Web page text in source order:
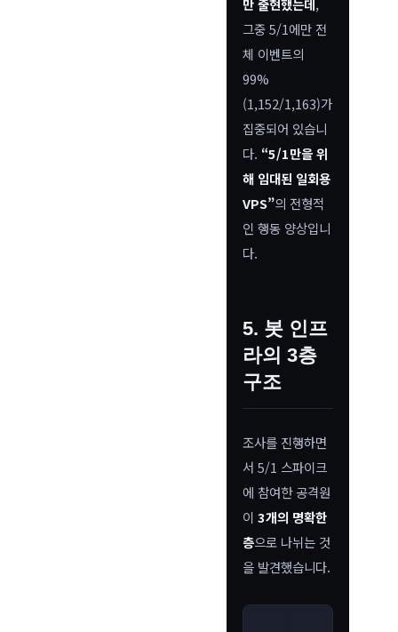
만 출현했는데,
그중 5/1에만 전
체 이벤트의
99%
(1,152/1,163)가
집중되어 있습니
다. “5/1만을 위
해 임대된 일회용
VPS”의 전형적
인 행동 양상입니
다.
5. 봇 인프
라의 3층
구조
조사를 진행하면
서 5/1 스파이크
에 참여한 공격원
이3개의 명확한
층으로 나뉘는 것
을 발견했습니다.